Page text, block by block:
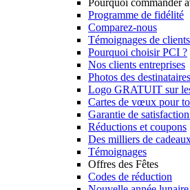
Pourquoi commander
Programme de fidélité
Comparez-nous
Témoignages de clients
Pourquoi choisir PCI ?
Nos clients entreprises
Photos des
Logo GRATUIT sur
Cartes de vœux pour
Garantie de
Réductions et coupons
Des milliers de
Témoignages
Offres des Fêtes
Codes de réduction